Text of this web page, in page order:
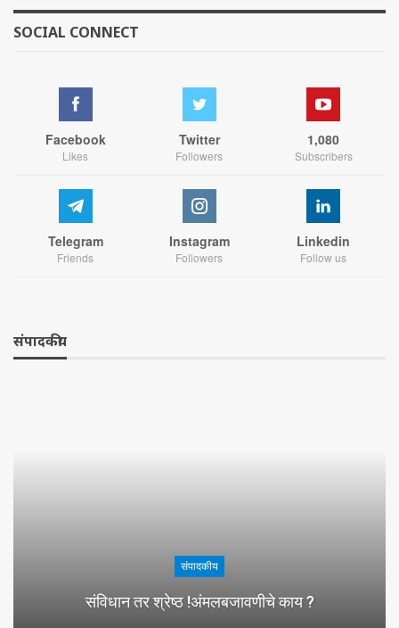
SOCIAL CONNECT
Facebook
Likes
Twitter
Followers
1,080
Subscribers
Telegram
Friends
Instagram
Followers
Linkedin
Follow us
संपादकीय
संपादकीय
संविधान तर श्रेष्ठ !अंमलबजावणीचे काय ?